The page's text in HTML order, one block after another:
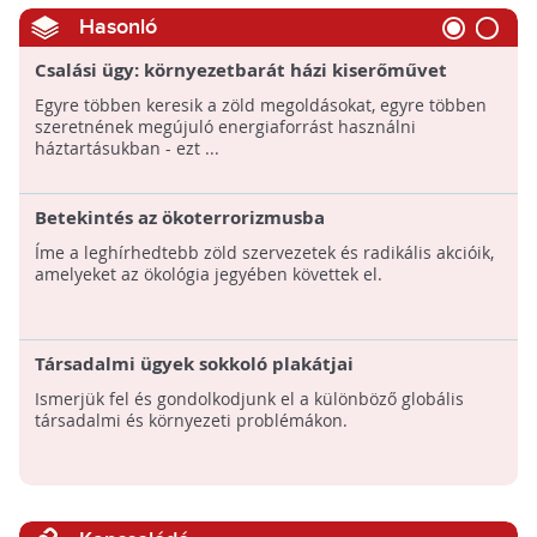
Hasonló
Csalási ügy: környezetbarát házi kiserőművet
ígértek, több száz embert vertek át
Egyre többen keresik a zöld megoldásokat, egyre többen
szeretnének megújuló energiaforrást használni
háztartásukban - ezt ...
Betekintés az ökoterrorizmusba
Íme a leghírhedtebb zöld szervezetek és radikális akcióik,
amelyeket az ökológia jegyében követtek el.
Társadalmi ügyek sokkoló plakátjai
Ismerjük fel és gondolkodjunk el a különböző globális
társadalmi és környezeti problémákon.